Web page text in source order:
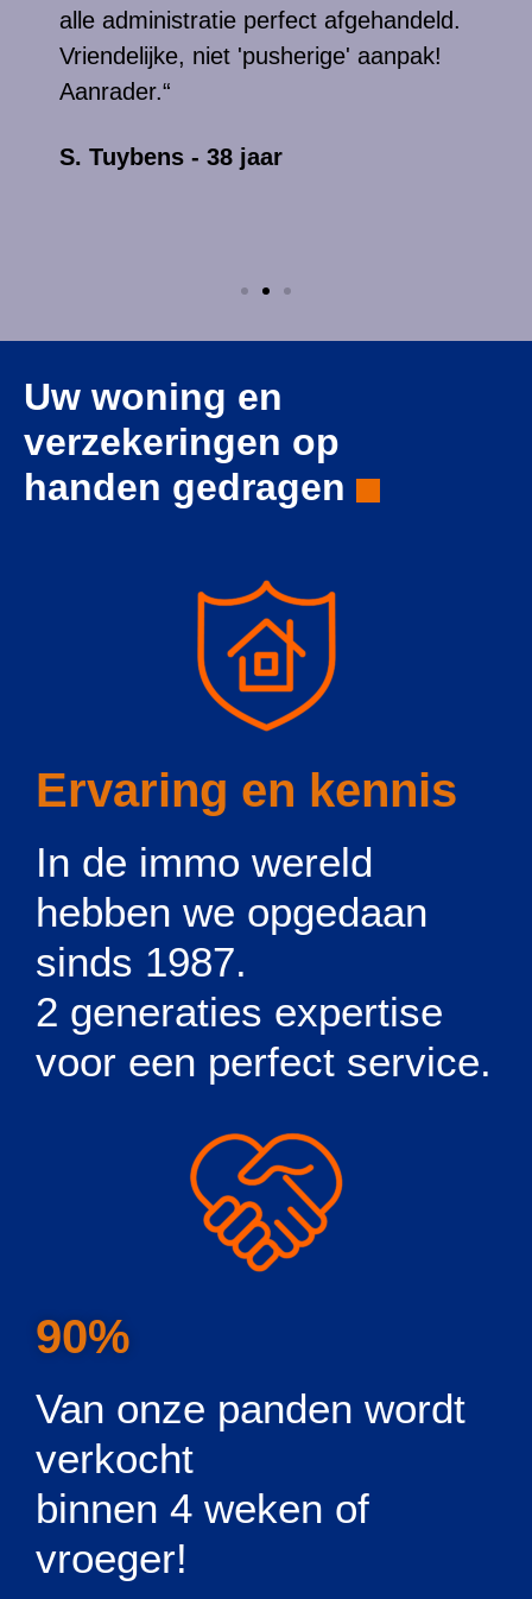
alle administratie perfect afgehandeld.
Vriendelijke, niet 'pusherige' aanpak!
Aanrader.“
S. Tuybens - 38 jaar
Uw woning en
verzekeringen op
handen gedragen
Ervaring en kennis
In de immo wereld
hebben we opgedaan
sinds 1987.
2 generaties expertise
voor een perfect service.
90%
Van onze panden wordt
verkocht
binnen 4 weken of
vroeger!